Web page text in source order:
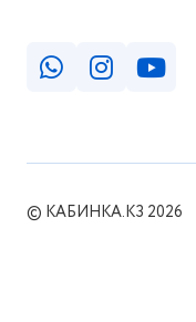
© КАБИНКА.КЗ 2026